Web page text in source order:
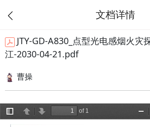
文档详情
JTY-GD-A830_点型光电感烟火灾
江-2030-04-21.pdf
曹操